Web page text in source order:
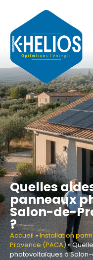
Quelles
panneaux
Salon-de-
?
Accueil»Installation
Provence (PACA)»
photovoltaïques à